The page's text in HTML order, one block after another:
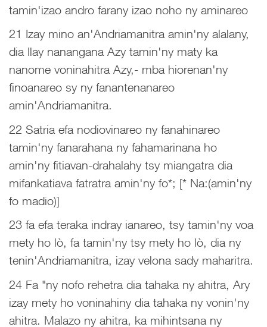
tamin'izao andro farany izao noho ny aminareo
21 Izay mino an'Andriamanitra amin'ny alalany,
dia Ilay nanangana Azy tamin'ny maty ka
nanome voninahitra Azy,- mba hiorenan'ny
finoanareo sy ny fanantenanareo
amin'Andriamanitra.
22 Satria efa nodiovinareo ny fanahinareo
tamin'ny fanarahana ny fahamarinana ho
amin'ny fitiavan-drahalahy tsy miangatra dia
mifankatiava fatratra amin'ny fo*; [* Na:(amin'ny
fo madio)]
23 fa efa teraka indray ianareo, tsy tamin'ny voa
mety ho lò, fa tamin'ny tsy mety ho lò, dia ny
tenin'Andriamanitra, izay velona sady maharitra.
24 Fa "ny nofo rehetra dia tahaka ny ahitra, Ary
izay mety ho voninahiny dia tahaka ny vonin'ny
ahitra. Malazo ny ahitra, ka mihintsana ny